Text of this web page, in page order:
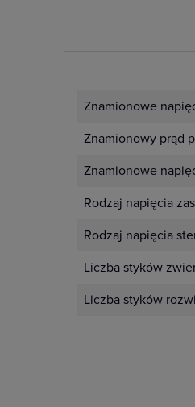
Znamionowe
Znamionowy prąd
Znamionowe
Rodzaj napięcia
Rodzaj napięcia
Liczba styków
Liczba styków